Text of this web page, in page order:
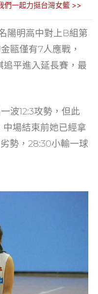
k
e
dI
n
們一起力挺台灣女籃 >>
陽明高中對上B組第
甌僅有7人應戰，
平進入延長賽，最
波12:3攻勢，但此
場結束前她已經拿
勢，28:30小輸一球